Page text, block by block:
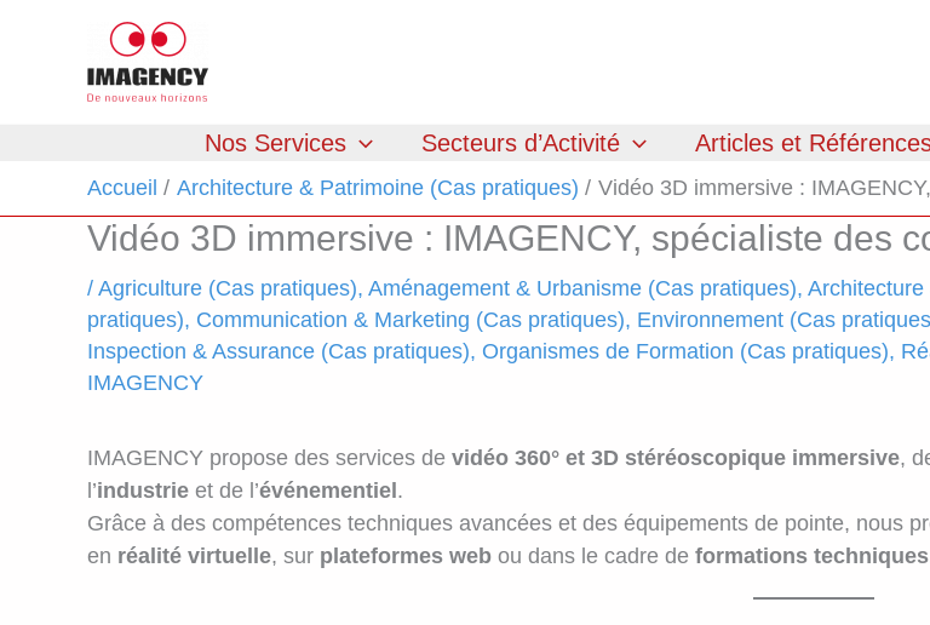
Nos Services Secteurs d’Activité Articles et
Accueil Architecture & Patrimoine (Cas pratiques) Vidéo 3D immersive :
Vidéo 3D immersive : IMAGENCY, spécialiste des
/ Agriculture (Cas pratiques), Aménagement & Urbanisme (Cas pratiques),
pratiques), Communication & Marketing (Cas pratiques), Environnement (Cas
Inspection & Assurance (Cas pratiques), Organismes de Formation (Cas pratiques),
IMAGENCY
IMAGENCY propose des services de vidéo 360° et 3D stéréoscopique immersive,
l’industrie et de l’événementiel .
Grâce à des compétences techniques avancées et des équipements de pointe, nous
en réalité virtuelle, sur plateformes web ou dans le cadre de formations techniques